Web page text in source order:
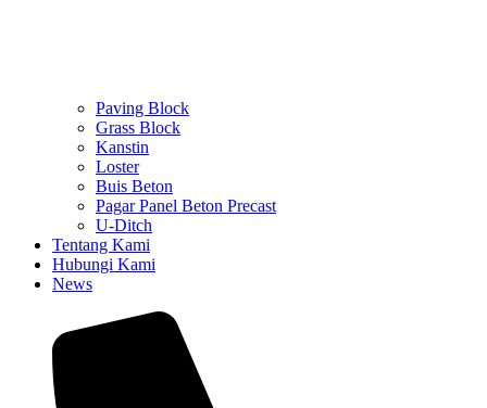
Paving Block
Grass Block
Kanstin
Loster
Buis Beton
Pagar Panel Beton Precast
U-Ditch
Tentang Kami
Hubungi Kami
News